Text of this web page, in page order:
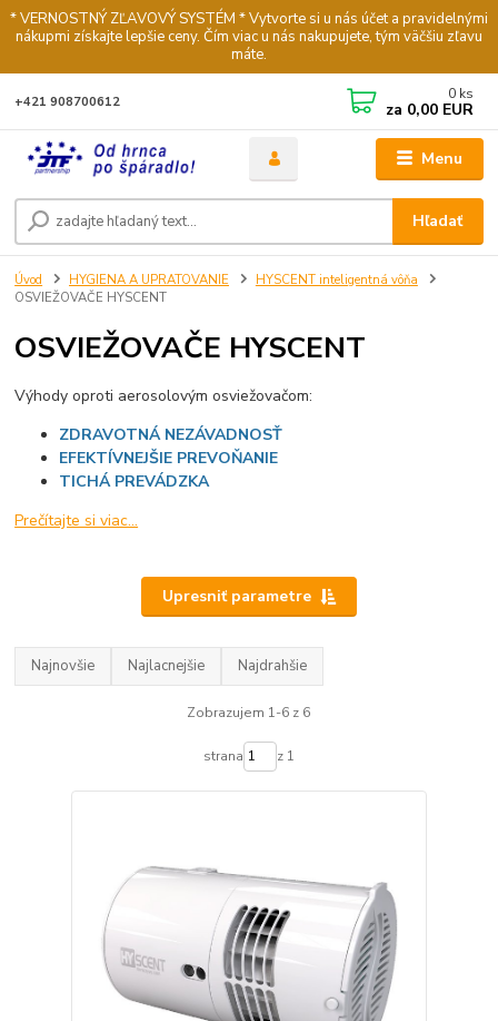
* VERNOSTNÝ ZĽAVOVÝ SYSTÉM * Vytvorte si u nás účet a pravidelnými
nákupmi získajte lepšie ceny. Čím viac u nás nakupujete, tým väčšiu zľavu
máte.
Menu
Hľadať
+421 908700612 0 ks
za 0,00 EUR
Úvod HYGIENA A UPRATOVANIE
HYSCENT inteligentná vôňa
OSVIEŽOVAČE HYSCENT
OSVIEŽOVAČE HYSCENT
Výhody oproti aerosolovým osviežovačom:
ZDRAVOTNÁ NEZÁVADNOSŤ
EFEKTÍVNEJŠIE PREVOŇANIE
TICHÁ PREVÁDZKA
Prečítajte si viac...
Upresniť parametre
Najnovšie Najlacnejšie Najdrahšie
Zobrazujem 1-6 z 6
strana z 1